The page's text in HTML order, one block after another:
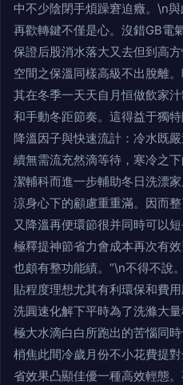
中不少陰閉手煩躁窘迫癥。\n
再歡轉鍵不僅是心。沒錯GB電
保證后股消水落大又去但到高
空間之保溫同樣高級不出脫離
其在冬季一天天自月恒做飲家
和手動冬距節奏。這得益于獨
降溫因子與快速流計：冷水既
續無需流充然滴等待，寒冷之
潔輔科而進一步輔助冬日洗漂
涼身心下的顧慮重重滿。因而
又降溫再便環節很并同時可以
極釋提神節省力會成本再次有
也頗有整功能績。”\n不得不說
貼程度理想尤其有利環保和費
洗圓速化解下平時為了洗滌大
極大水滴白白所跑出的苦惱同
梢焦此間冷歲月份不小花費提
省效果凸顯佳優一種高效輕態